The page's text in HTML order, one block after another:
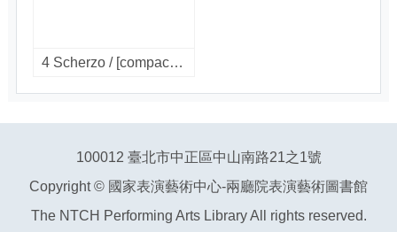
4 Scherzo / [compact disc].
100012 臺北市中正區中山南路21之1號
Copyright © 國家表演藝術中心-兩廳院表演藝術圖書館
The NTCH Performing Arts Library All rights reserved.